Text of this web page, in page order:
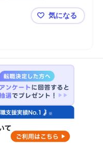
【KPMG】
気になる